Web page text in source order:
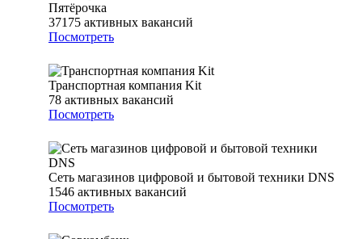
Пятёрочка
37175 активных вакансий
Посмотреть
Транспортная компания Kit
78 активных вакансий
Посмотреть
Сеть магазинов цифровой и бытовой техники DNS
1546 активных вакансий
Посмотреть